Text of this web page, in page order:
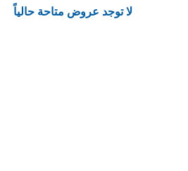
لا توجد عروض متاحة حالياً